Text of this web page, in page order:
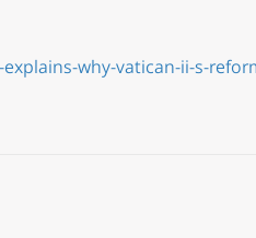
why-vatican-ii-s-